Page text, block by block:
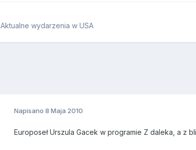
Aktualne wydarzenia w USA
Napisano 8 Maja 2010
Europoseł Urszula Gacek w programie Z daleka, a z